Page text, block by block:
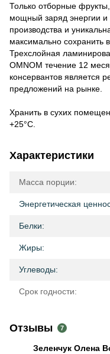
Только отборные
мощный заряд энергии и
производства и
максимально сохранить
Трехслойная
OMNOM течение 12
консервантов является
предложений на рынке.
Хранить в сухих
+25°С.
Характеристики
Масса порции:
Энергетическая
Белки:
Жиры:
Углеводы:
Срок годности:
Отзывы 7
Зеленчук Олена